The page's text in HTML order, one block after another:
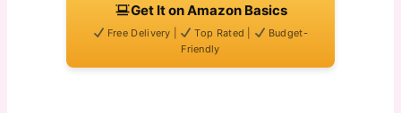
Get It on Amazon Basics
Free Delivery | Top Rated |
Budget-
Friendly